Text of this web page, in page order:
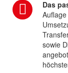
Das
sowie